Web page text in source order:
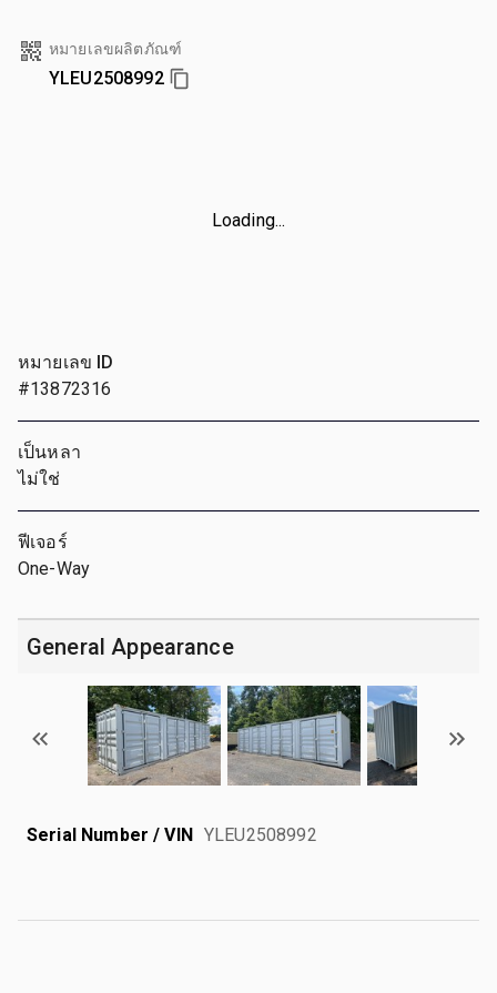
หมายเลขผลิตภัณฑ์
YLEU2508992
Loading...
หมายเลข ID
#13872316
เป็นหลา
ไม่ใช่
ฟีเจอร์
One-Way
General Appearance
Serial Number / VIN YLEU2508992